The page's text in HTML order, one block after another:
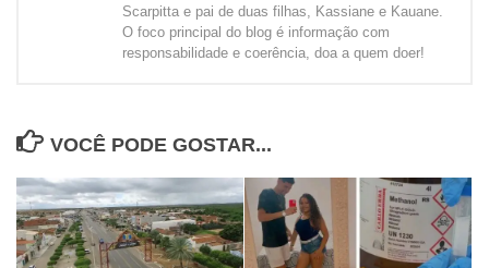
Scarpitta e pai de duas filhas, Kassiane e Kauane.
O foco principal do blog é informação com
responsabilidade e coerência, doa a quem doer!
VOCÊ PODE GOSTAR...